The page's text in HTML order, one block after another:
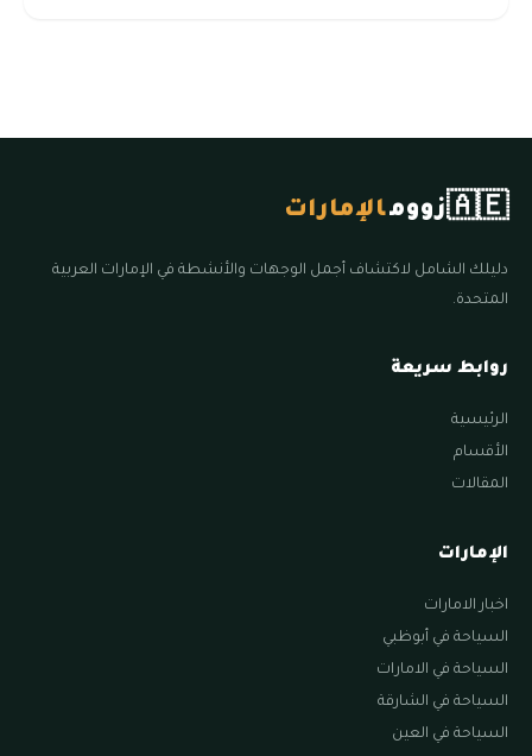
🇦🇪زوومالإمارات
دليلك الشامل لاكتشاف أجمل الوجهات والأنشطة في الإمارات العربية
المتحدة.
روابط سريعة
الرئيسية
الأقسام
المقالات
الإمارات
اخبار الامارات
السياحة في أبوظبي
السياحة في الامارات
السياحة في الشارقة
السياحة في العين